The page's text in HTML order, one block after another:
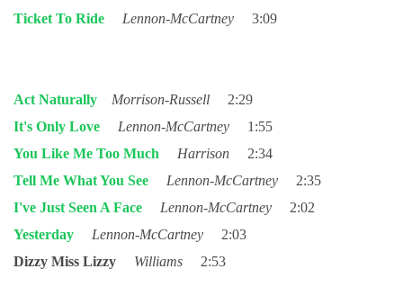
NÁSTROJE - PEDÁLY
PODPISY
AUTOMOBILY
DISKOGRAFIE - SINGLY ŘADOVÉ
Ticket To Ride
Lennon-McCartney 3:09
Act Naturally Morrison-Russell 2:29
It's Only Love
Lennon-McCartney 1:55
You Like Me Too Much
Harrison 2:34
Tell Me What You See
Lennon-McCartney 2:35
I've Just Seen A Face
Lennon-McCartney 2:02
Yesterday
Lennon-McCartney 2:03
Dizzy Miss Lizzy Williams 2:53